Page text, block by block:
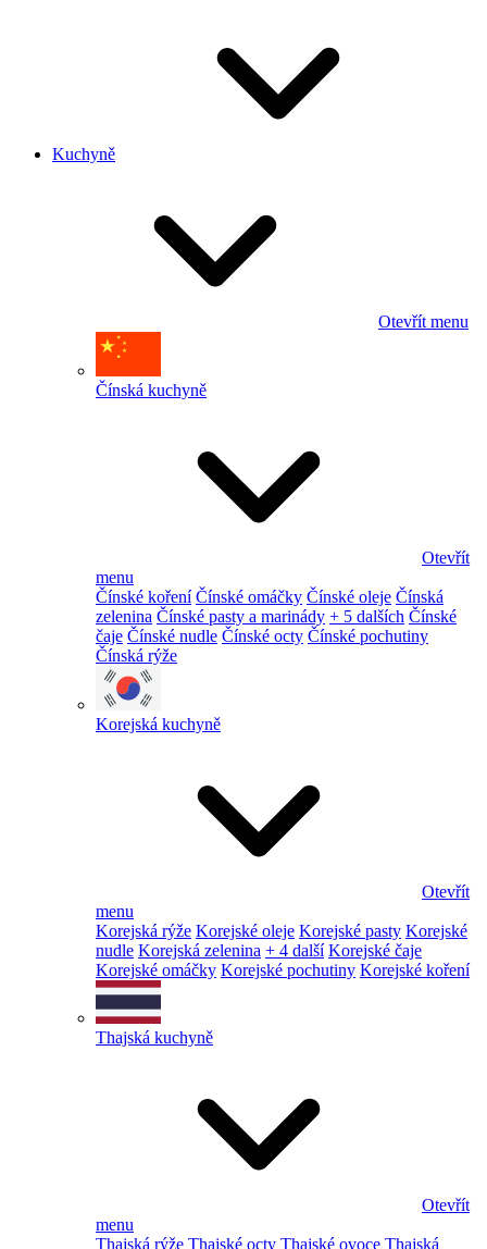
Kuchyně
Otevřít menu
Čínská kuchyně
Otevřít
menu
Čínské koření Čínské omáčky Čínské oleje Čínská
zelenina Čínské pasty a marinády + 5 dalších Čínské
čaje Čínské nudle Čínské octy Čínské pochutiny
Čínská rýže
Korejská kuchyně
Otevřít
menu
Korejská rýže Korejské oleje Korejské pasty Korejské
nudle Korejská zelenina + 4 další Korejské čaje
Korejské omáčky Korejské pochutiny Korejské koření
Thajská kuchyně
Otevřít
menu
Thajská rýže Thajské octy Thajské ovoce Thajská